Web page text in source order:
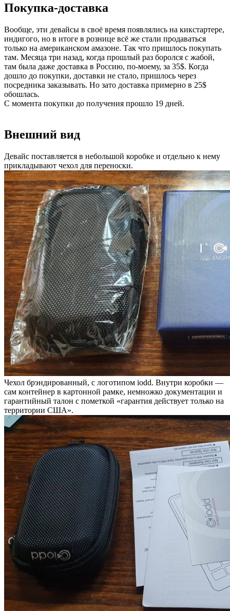
Покупка-доставка
Вообще, эти девайсы в своё время появлялись на кикстартере,
индигого, но в итоге в рознице всё же стали продаваться
только на американском амазоне. Так что пришлось покупать
там. Месяца три назад, когда прошлый раз боролся с жабой,
там была даже доставка в Россию, по-моему, за 35$. Когда
дошло до покупки, доставки не стало, пришлось через
посредника заказывать. Но зато доставка примерно в 25$
обошлась.
С момента покупки до получения прошло 19 дней.
Внешний вид
Девайс поставляется в небольшой коробке и отдельно к нему
прикладывают чехол для переноски.
Чехол брэндированный, с логотипом iodd. Внутри коробки —
сам контейнер в картонной рамке, немножко документации и
гарантийный талон с пометкой «гарантия действует только на
территории США».